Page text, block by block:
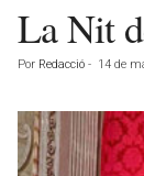
La Nit
Por Redacció - 14 de